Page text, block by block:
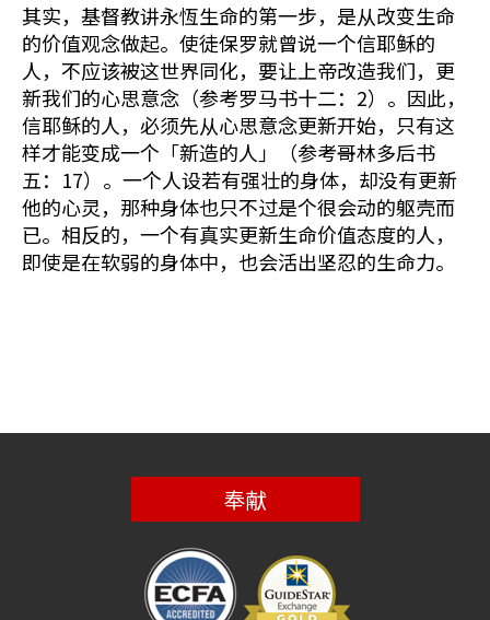
其实，基督教讲永恆生命的第一步，是从改变生命
的价值观念做起。使徒保罗就曾说一个信耶稣的
人，不应该被这世界同化，要让上帝改造我们，更
新我们的心思意念（参考罗马书十二：2）。因此，
信耶稣的人，必须先从心思意念更新开始，只有这
样才能变成一个「新造的人」（参考哥林多后书
五：17）。一个人设若有强壮的身体，却没有更新
他的心灵，那种身体也只不过是个很会动的躯壳而
已。相反的，一个有真实更新生命价值态度的人，
即使是在软弱的身体中，也会活出坚忍的生命力。
奉献